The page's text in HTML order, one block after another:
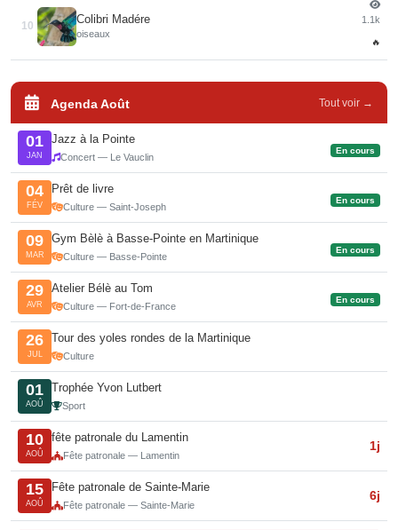
10
Colibri Madére
oiseaux
1.1k
🔥
Agenda Août Tout voir →
01
JAN
Jazz à la Pointe
Concert — Le Vauclin
En cours
04
FÉV
Prêt de livre
Culture — Saint-Joseph
En cours
09
MAR
Gym Bèlè à Basse-Pointe en Martinique
Culture — Basse-Pointe
En cours
29
AVR
Atelier Bélè au Tom
Culture — Fort-de-France
En cours
26
JUL
Tour des yoles rondes de la Martinique
Culture
01
AOÛ
Trophée Yvon Lutbert
Sport
10
AOÛ
fête patronale du Lamentin
Fête patronale — Lamentin
1j
15
AOÛ
Fête patronale de Sainte-Marie
Fête patronale — Sainte-Marie
6j